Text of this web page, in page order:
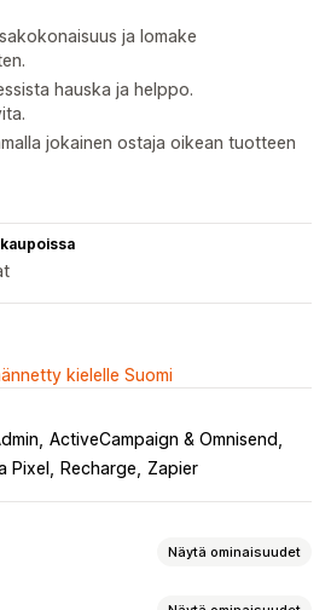
ja lomake
hauska ja helppo.
jokainen ostaja oikean tuotteen
kielelle Suomi
ActiveCampaign & Omnisend
Pixel Recharge Zapier
Näytä ominaisuudet